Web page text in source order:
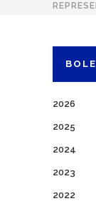
2026
2025
2024
2023
2022